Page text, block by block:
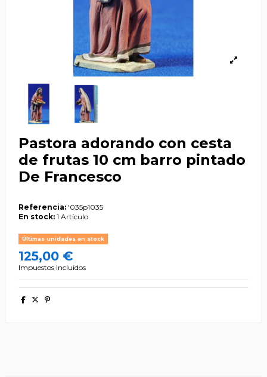
Pastora adorando con cesta
de frutas 10 cm barro pintado
De Francesco
Referencia: '035p1035
En stock: 1 Artículo
Últimas unidades en stock
125,00 €
Impuestos incluidos